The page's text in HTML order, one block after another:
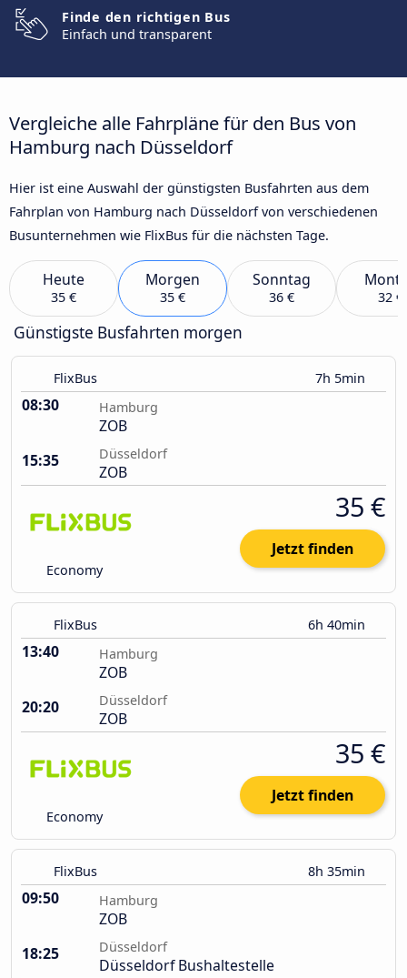
Finde den richtigen Bus
Einfach und transparent
Vergleiche alle Fahrpläne für den Bus von
Hamburg nach Düsseldorf
Hier ist eine Auswahl der günstigsten Busfahrten aus dem
Fahrplan von Hamburg nach Düsseldorf von verschiedenen
Busunternehmen wie FlixBus für die nächsten Tage.
Heute
35 €
Morgen
35 €
Sonntag
36 € 32 €
Günstigste Busfahrten morgen
FlixBus 7h 5min
08:30 Hamburg
ZOB
15:35
Düsseldorf
ZOB
Economy
35 €
Jetzt finden
FlixBus 6h 40min
13:40 Hamburg
ZOB
20:20
Düsseldorf
ZOB
Economy
35 €
Jetzt finden
FlixBus 8h 35min
09:50 Hamburg
ZOB
18:25
Düsseldorf
Düsseldorf Bushaltestelle